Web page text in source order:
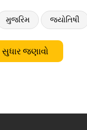
મુજરિમ જ્યોતિષી
સુધાર જણાવો